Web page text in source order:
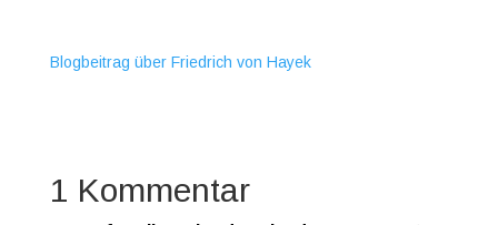
Blogbeitrag über Friedrich von Hayek
1 Kommentar